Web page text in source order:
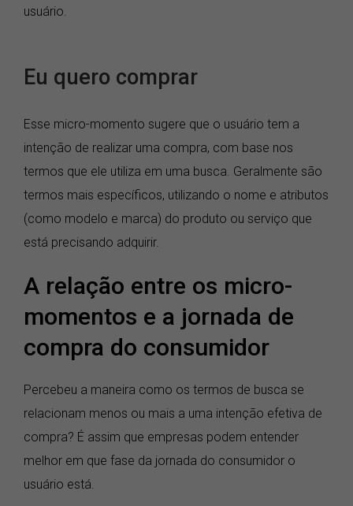
usuário.
Eu quero comprar
Esse micro-momento sugere que o usuário tem a
intenção de realizar uma compra, com base nos
termos que ele utiliza em uma busca. Geralmente são
termos mais específicos, utilizando o nome e atributos
(como modelo e marca) do produto ou serviço que
está precisando adquirir.
A relação entre os micro-
momentos e a jornada de
compra do consumidor
Percebeu a maneira como os termos de busca se
relacionam menos ou mais a uma intenção efetiva de
compra? É assim que empresas podem entender
melhor em que fase da jornada do consumidor o
usuário está.